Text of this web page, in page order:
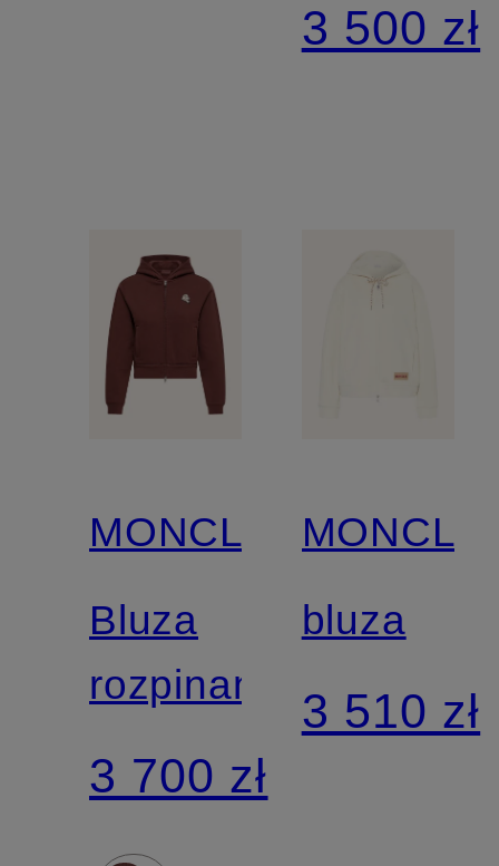
3 500 zł
MONCLER
Bluza
rozpinana
3 700 zł
bluza
3 510 zł